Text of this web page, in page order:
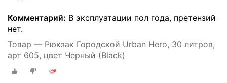
Комментарий: В эксплуатации пол года, претензий
нет.
Товар — Рюкзак Городской Urban Hero, 30 литров,
арт 605, цвет Черный (Black)